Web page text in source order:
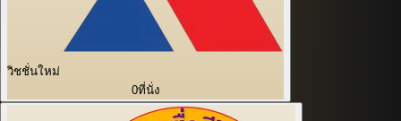
วิชชั่นใหม่
0ที่นั่ง